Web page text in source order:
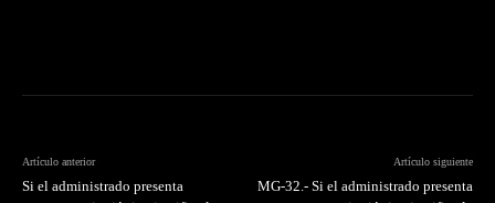
Artículo anterior
Si el administrado presenta
Artículo siguiente
MG-32.- Si el administrado presenta